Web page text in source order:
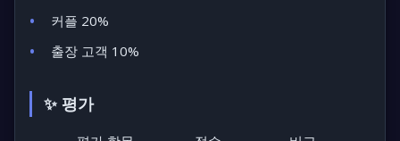
커플 20%
출장 고객 10%
✨ 평가